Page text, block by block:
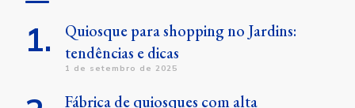
Quiosque para shopping no Jardins:
tendências e dicas
1 de setembro de 2025
Fábrica de quiosques com alta